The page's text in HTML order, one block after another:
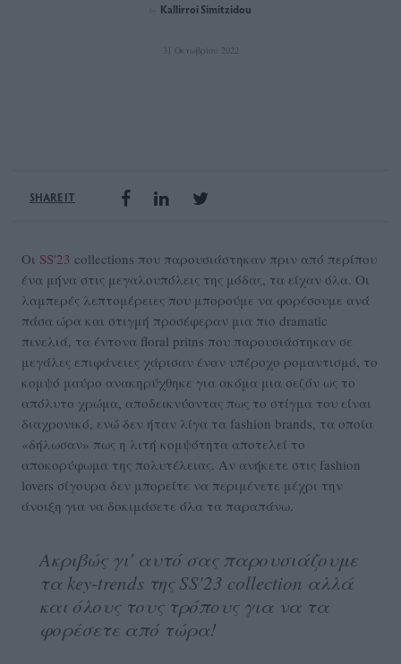
Kallirroi Simitzidou
31 Οκτωβρίου 2022
SHARE IT
Οι SS'23 collections που παρουσιάστηκαν πριν από περίπου
ένα μήνα στις μεγαλουπόλεις της μόδας, τα είχαν όλα. Οι
λαμπερές λεπτομέρειες που μπορούμε να φορέσουμε ανά
πάσα ώρα και στιγμή προσέφεραν μια πιο dramatic
πινελιά, τα έντονα floral pritns που παρουσιάστηκαν σε
μεγάλες επιφάνειες χάρισαν έναν υπέροχο ρομαντισμό, το
κομψό μαύρο ανακηρύχθηκε για ακόμα μια σεζόν ως το
απόλυτο χρώμα, αποδεικνύοντας πως το στίγμα του είναι
διαχρονικό, ενώ δεν ήταν λίγα τα fashion brands, τα οποία
«δήλωσαν» πως η λιτή κομψότητα αποτελεί το
αποκορύφωμα της πολυτέλειας. Αν ανήκετε στις fashion
lovers σίγουρα δεν μπορείτε να περιμένετε μέχρι την
άνοιξη για να δοκιμάσετε όλα τα παραπάνω.
Ακριβώς γι' αυτό σας παρουσιάζουμε
τα key-trends της SS'23 collection αλλά
και όλους τους τρόπους για να τα
φορέσετε από τώρα!